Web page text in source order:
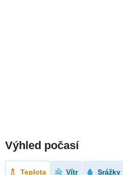
Výhled počasí
Teplota Vítr Srážky